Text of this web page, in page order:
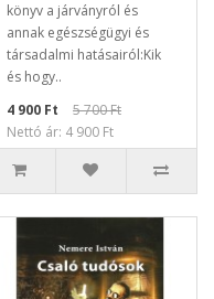
könyv a járványról és
annak egészségügyi és
társadalmi hatásairól:Kik
és hogy..
4 900 Ft
5 700 Ft
Nettó ár: 4 900 Ft